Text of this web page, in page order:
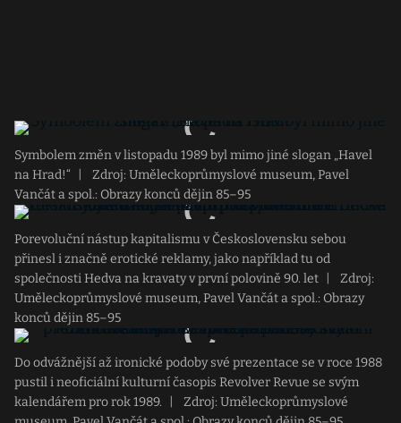
Symbolem změn v listopadu 1989 byl mimo jiné slogan „Havel
na Hrad!“
Zdroj: Uměleckoprůmyslové museum, Pavel
Vančát a spol.: Obrazy konců dějin 85–95
Porevoluční nástup kapitalismu v Československu sebou
přinesl i značně erotické reklamy, jako například tu od
společnosti Hedva na kravaty v první polovině 90. let
Zdroj:
Uměleckoprůmyslové museum, Pavel Vančát a spol.: Obrazy
konců dějin 85–95
Do odvážnější až ironické podoby své prezentace se v roce 1988
pustil i neoficiální kulturní časopis Revolver Revue se svým
kalendářem pro rok 1989.
Zdroj: Uměleckoprůmyslové